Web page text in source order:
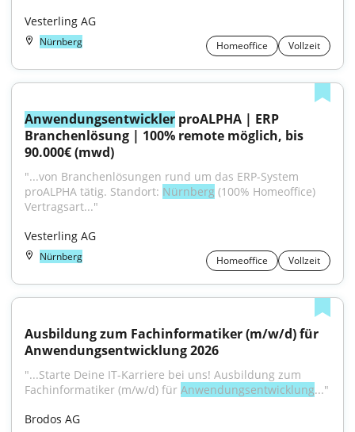
Vesterling AG
Nürnberg Homeoffice Vollzeit
Anwendungsentwickler proALPHA | ERP
Branchenlösung | 100% remote möglich, bis
90.000€ (mwd)
"...von Branchenlösungen rund um das ERP-System
proALPHA tätig. Standort: Nürnberg (100% Homeoffice)
Vertragsart..."
Vesterling AG
Nürnberg Homeoffice Vollzeit
Ausbildung zum Fachinformatiker (m/w/d) für
Anwendungsentwicklung 2026
"...Starte Deine IT-Karriere bei uns! Ausbildung zum
Fachinformatiker (m/w/d) für Anwendungsentwicklung..."
Brodos AG